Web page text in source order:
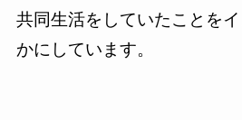
共同生活をしていたことを
かにしています。